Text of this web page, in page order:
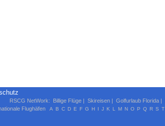
RSCG NetWork: Billige Flüge | Skireisen | Golfurlaub Florida |
Flughäfen
A B C D E F G H I J K L M N O P Q R S T